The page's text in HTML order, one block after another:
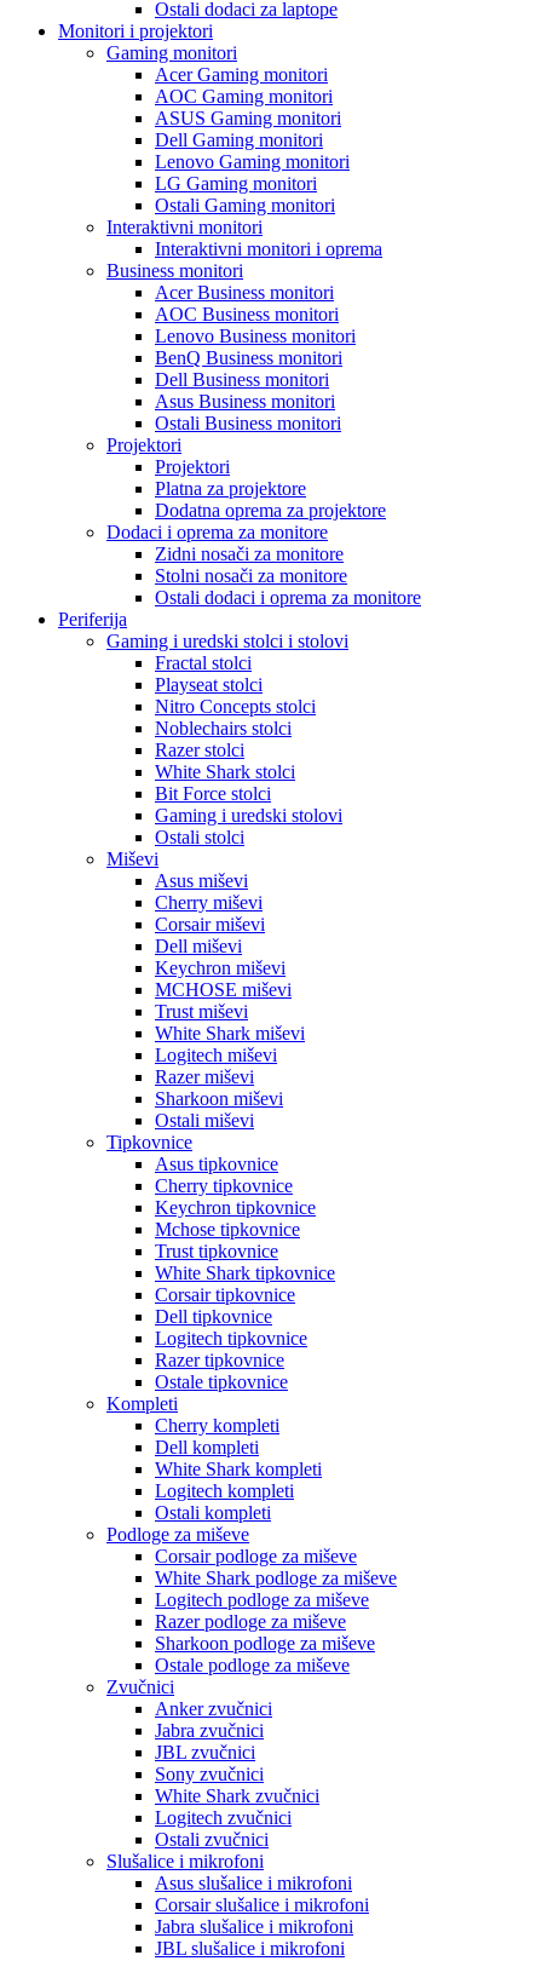
Ostali dodaci za laptope
Monitori i projektori
Gaming monitori
Acer Gaming monitori
AOC Gaming monitori
ASUS Gaming monitori
Dell Gaming monitori
Lenovo Gaming monitori
LG Gaming monitori
Ostali Gaming monitori
Interaktivni monitori
Interaktivni monitori i oprema
Business monitori
Acer Business monitori
AOC Business monitori
Lenovo Business monitori
BenQ Business monitori
Dell Business monitori
Asus Business monitori
Ostali Business monitori
Projektori
Projektori
Platna za projektore
Dodatna oprema za projektore
Dodaci i oprema za monitore
Zidni nosači za monitore
Stolni nosači za monitore
Ostali dodaci i oprema za monitore
Periferija
Gaming i uredski stolci i stolovi
Fractal stolci
Playseat stolci
Nitro Concepts stolci
Noblechairs stolci
Razer stolci
White Shark stolci
Bit Force stolci
Gaming i uredski stolovi
Ostali stolci
Miševi
Asus miševi
Cherry miševi
Corsair miševi
Dell miševi
Keychron miševi
MCHOSE miševi
Trust miševi
White Shark miševi
Logitech miševi
Razer miševi
Sharkoon miševi
Ostali miševi
Tipkovnice
Asus tipkovnice
Cherry tipkovnice
Keychron tipkovnice
Mchose tipkovnice
Trust tipkovnice
White Shark tipkovnice
Corsair tipkovnice
Dell tipkovnice
Logitech tipkovnice
Razer tipkovnice
Ostale tipkovnice
Kompleti
Cherry kompleti
Dell kompleti
White Shark kompleti
Logitech kompleti
Ostali kompleti
Podloge za miševe
Corsair podloge za miševe
White Shark podloge za miševe
Logitech podloge za miševe
Razer podloge za miševe
Sharkoon podloge za miševe
Ostale podloge za miševe
Zvučnici
Anker zvučnici
Jabra zvučnici
JBL zvučnici
Sony zvučnici
White Shark zvučnici
Logitech zvučnici
Ostali zvučnici
Slušalice i mikrofoni
Asus slušalice i mikrofoni
Corsair slušalice i mikrofoni
Jabra slušalice i mikrofoni
JBL slušalice i mikrofoni